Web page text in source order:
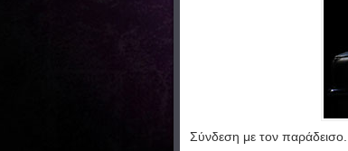
Σύνδεση με τον παράδεισο...